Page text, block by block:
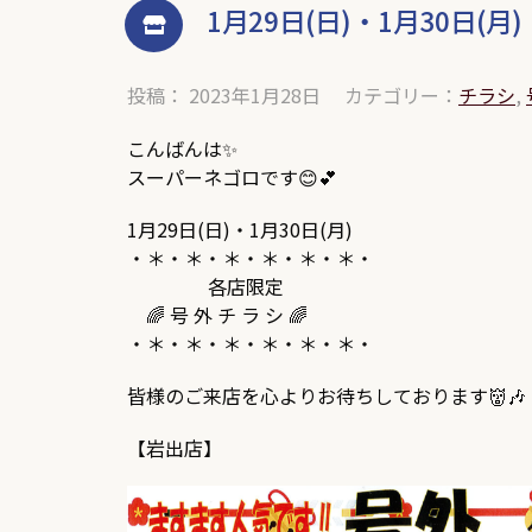
1月29日(日)・1月30日(月)
投稿： 2023年1月28日 カテゴリー： チラシ,
こんばんは✨
スーパーネゴロです😊💕
1月29日(日)・1月30日(月)
・＊・＊・＊・＊・＊・＊・
各店限定
🌈 号 外 チ ラ シ 🌈
・＊・＊・＊・＊・＊・＊・
皆様のご来店を心よりお待ちしております👹🎶
【岩出店】